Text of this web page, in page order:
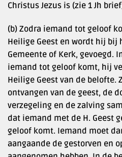
Christus Jezus is (zie 1 Jh
(b) Zodra iemand tot geloof
Heilige Geest en wordt hij bij
Gemeente of Kerk, gevoegd.
iemand tot geloof komt, hij
Heilige Geest van de belofte.
ontvangen van de geest, de
verzegeling en de zalving
dat iemand met de H. Geest
geloof komt. Iemand moet
aangaande de gestorven en